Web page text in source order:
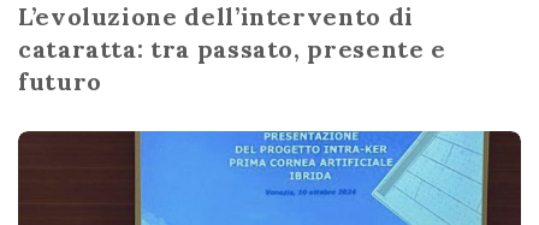
L’evoluzione dell’intervento di
cataratta: tra passato, presente e
futuro